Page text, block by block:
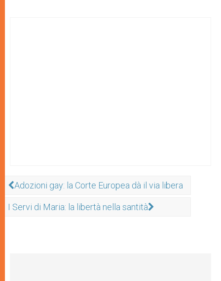
Adozioni gay: la Corte Europea dà il via libera
I Servi di Maria: la libertà nella santità